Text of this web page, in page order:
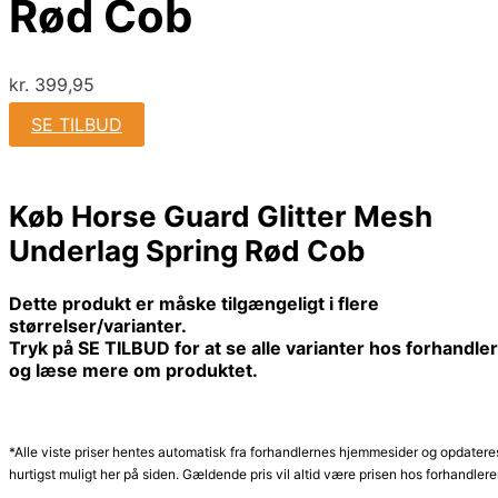
Rød Cob
kr. 399,95
SE TILBUD
Køb Horse Guard Glitter Mesh
Underlag Spring Rød Cob
Dette produkt er måske tilgængeligt i flere
størrelser/varianter.
Tryk på SE TILBUD for at se alle varianter hos
og læse mere om produktet.
*Alle viste priser hentes automatisk fra forhandlernes hjemmesider og
hurtigst muligt her på siden. Gældende pris vil altid være prisen hos